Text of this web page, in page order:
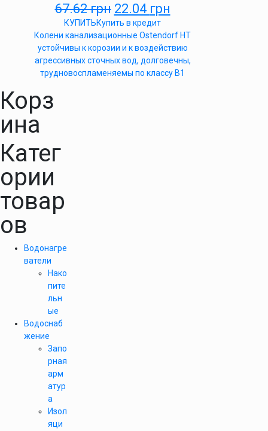
67.62грн 22.04 грн
КУПИТЬКупить в кредит
Колени канализационные Ostendorf HT
устойчивы к корозии и к воздействию
агрессивных сточных вод, долговечны,
трудновоспламеняемы по классу B1
Корз
ина
Катег
ории
товар
ов
Водонагре
ватели
Нако
пите
льн
ые
Водоснаб
жение
Запо
рная
арм
атур
а
Изол
яци